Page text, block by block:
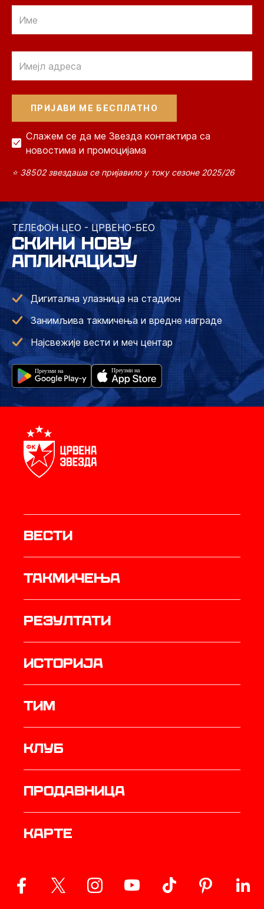
Слажем се да ме Звезда контактира са
новостима и промоцијама
⭐ 38502 звездаша се пријавило у току сезоне 2025/26
ТЕЛЕФОН ЦЕО - ЦРВЕНО-БЕО
СКИНИ НОВУ
АПЛИКАЦИЈУ
Дигитална улазница на стадион
Занимљива такмичења и вредне награде
Најсвежије вести и меч центар
Вести
Такмичења
резултати
историја
ТИМ
Клуб
продавница
Карте